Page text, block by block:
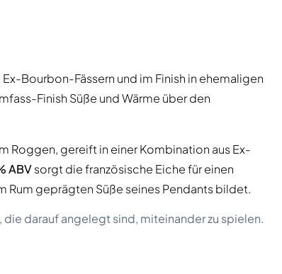
Bourbon-Fässern und im Finish in ehemaligen
Finish Süße und Wärme über den
Roggen, gereift in einer Kombination aus Ex-
ABVsorgt die französische Eiche für einen
Rum geprägten Süße seines Pendants bildet.
darauf angelegt sind, miteinander zu spielen.